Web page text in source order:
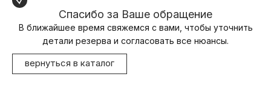
Спасибо за Ваше обращение
В ближайшее время свяжемся с вами, чтобы уточнить
детали резерва и согласовать все нюансы.
вернуться в каталог